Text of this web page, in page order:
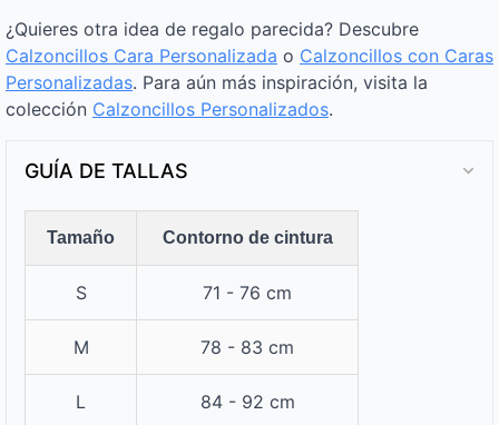
¿Quieres otra idea de regalo parecida? Descubre
Calzoncillos Cara Personalizada o Calzoncillos con Caras
Personalizadas. Para aún más inspiración, visita la
colección Calzoncillos Personalizados​.
GUÍA DE TALLAS
Tamaño Contorno de cintura
S 71 - 76 cm
M 78 - 83 cm
L 84 - 92 cm